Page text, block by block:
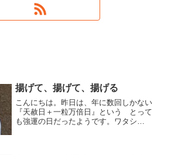
揚げて、揚げて、揚げる
こんにちは。昨日は、年に数回しかない
『天赦日＋一粒万倍日』という とって
も強運の日だったようです。ワタシ